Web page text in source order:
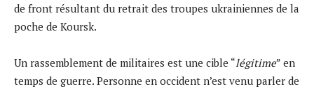
de front résultant du retrait des troupes ukrainiennes de la
poche de Koursk.
Un rassemblement de militaires est une cible “légitime” en
temps de guerre. Personne en occident n’est venu parler de